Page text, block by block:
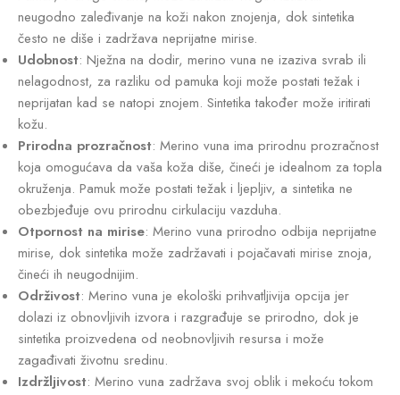
neugodno zaleđivanje na koži nakon znojenja, dok sintetika
često ne diše i zadržava neprijatne mirise.
Udobnost: Nježna na dodir, merino vuna ne izaziva svrab ili
nelagodnost, za razliku od pamuka koji može postati težak i
neprijatan kad se natopi znojem. Sintetika također može iritirati
kožu.
Prirodna prozračnost: Merino vuna ima prirodnu prozračnost
koja omogućava da vaša koža diše, čineći je idealnom za topla
okruženja. Pamuk može postati težak i ljepljiv, a sintetika ne
obezbjeđuje ovu prirodnu cirkulaciju vazduha.
Otpornost na mirise: Merino vuna prirodno odbija neprijatne
mirise, dok sintetika može zadržavati i pojačavati mirise znoja,
čineći ih neugodnijim.
Održivost: Merino vuna je ekološki prihvatljivija opcija jer
dolazi iz obnovljivih izvora i razgrađuje se prirodno, dok je
sintetika proizvedena od neobnovljivih resursa i može
zagađivati životnu sredinu.
Izdržljivost: Merino vuna zadržava svoj oblik i mekoću tokom